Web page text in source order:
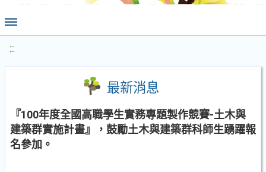
:::
最新消息
『100年度全國高職學生實務專題製作競賽-土木與
建築群實施計畫』，鼓勵土木與建築群科師生踴躍報
名參加。